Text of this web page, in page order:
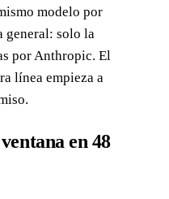
modelo por
general: solo la
por Anthropic. El
línea empieza a
en 48